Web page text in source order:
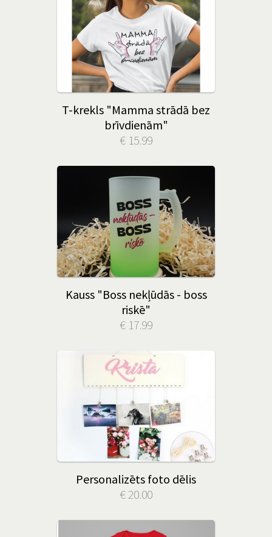
T-krekls "Mamma strādā bez
brīvdienām"
€ 15.99
Kauss "Boss nekļūdās - boss
riskē"
€ 17.99
Personalizēts foto dēlis
€ 20.00